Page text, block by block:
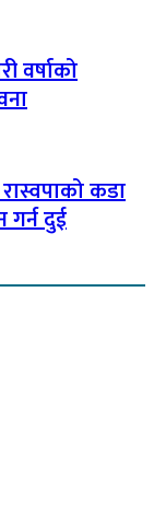
वर्षाको
कडा
दुई